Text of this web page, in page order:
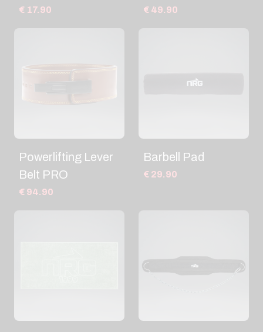
€ 17.90 € 49.90
Powerlifting Lever
Belt PRO
€ 94.90
Barbell Pad
€ 29.90